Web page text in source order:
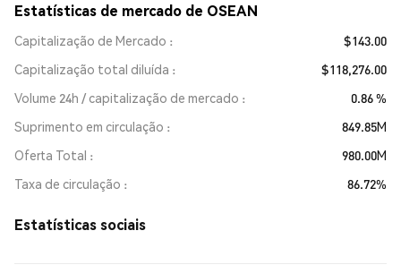
Estatísticas de mercado de OSEAN
Capitalização de Mercado
$143.00
Capitalização total diluída
$118,276.00
Volume 24h / capitalização de mercado
0.86 %
Suprimento em circulação
849.85M
Oferta Total
980.00M
Taxa de circulação
86.72%
Estatísticas sociais